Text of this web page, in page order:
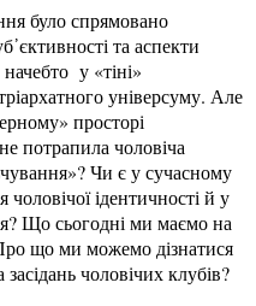
було спрямовано
та аспекти
у «тіні»
універсуму. Але
просторі
потрапила чоловіча
Чи є у сучасному
ідентичності й у
Що сьогодні ми маємо на
що ми можемо дізнатися
чоловічих клубів?